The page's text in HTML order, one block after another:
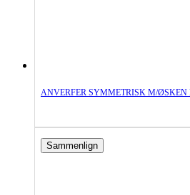
ANVERFER SYMMETRISK M/
Sammenlign